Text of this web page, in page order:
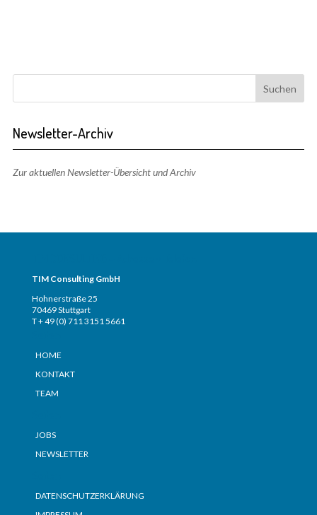
Newsletter-Archiv
Zur aktuellen Newsletter-Übersicht und Archiv
TIM Consulting GmbH
Hohnerstraße 25
70469 Stuttgart
T + 49 (0) 711 3151 5661
HOME
KONTAKT
TEAM
JOBS
NEWSLETTER
DATENSCHUTZERKLÄRUNG